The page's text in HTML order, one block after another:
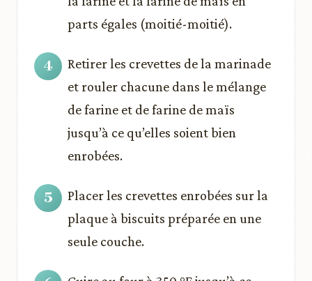
parts égales (moitié-moitié).
Retirer les crevettes de la marinade
et rouler chacune dans le mélange
de farine et de farine de maïs
jusqu’à ce qu’elles soient bien
enrobées.
Placer les crevettes enrobées sur la
plaque à biscuits préparée en une
seule couche.